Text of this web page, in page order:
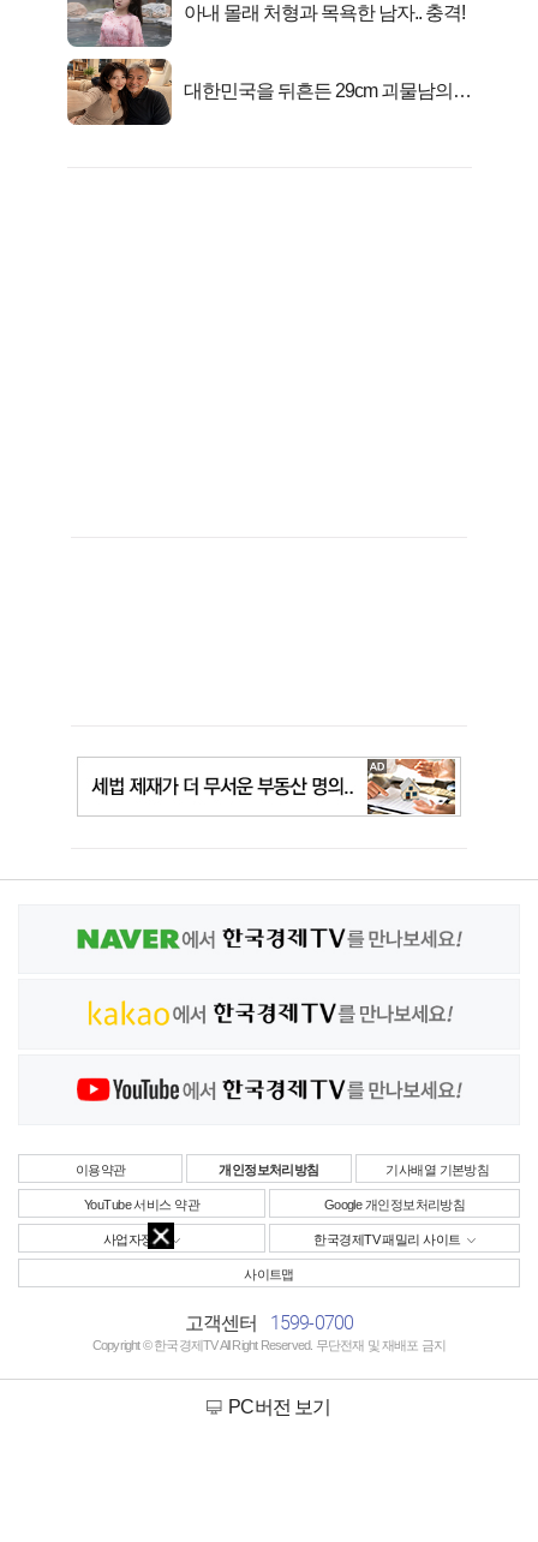
아내 몰래 처형과 목욕한 남자.. 충격!
대한민국을 뒤흔든 29cm 괴물남의
이용약관 개인정보처리방침 기사배열 기본방침
YouTube 서비스 약관 Google 개인정보처리방침
사업자정보 한국경제TV 패밀리 사이트
사이트맵
고객센터 1599-0700
Copyright © 한국경제TV All Right Reserved. 무단전재 및 재배포 금지
PC버전 보기